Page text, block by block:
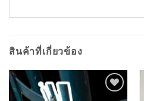
สินค้าที่เกี่ยวข้อง